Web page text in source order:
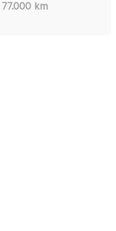
77.000 km